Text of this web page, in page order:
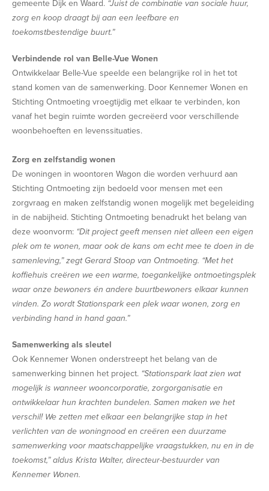
gemeente Dijk en Waard. “Juist de combinatie van sociale huur,
zorg en koop draagt bij aan een leefbare en
toekomstbestendige buurt.”
Verbindende rol van Belle-Vue Wonen
Ontwikkelaar Belle-Vue speelde een belangrijke rol in het tot
stand komen van de samenwerking. Door Kennemer Wonen en
Stichting Ontmoeting vroegtijdig met elkaar te verbinden, kon
vanaf het begin ruimte worden gecreëerd voor verschillende
woonbehoeften en levenssituaties.
Zorg en zelfstandig wonen
De woningen in woontoren Wagon die worden verhuurd aan
Stichting Ontmoeting zijn bedoeld voor mensen met een
zorgvraag en maken zelfstandig wonen mogelijk met begeleiding
in de nabijheid. Stichting Ontmoeting benadrukt het belang van
deze woonvorm: “Dit project geeft mensen niet alleen een eigen
plek om te wonen, maar ook de kans om echt mee te doen in de
samenleving,” zegt Gerard Stoop van Ontmoeting. “Met het
koffiehuis creëren we een warme, toegankelijke ontmoetingsplek
waar onze bewoners én andere buurtbewoners elkaar kunnen
vinden. Zo wordt Stationspark een plek waar wonen, zorg en
verbinding hand in hand gaan.”
Samenwerking als sleutel
Ook Kennemer Wonen onderstreept het belang van de
samenwerking binnen het project. “Stationspark laat zien wat
mogelijk is wanneer wooncorporatie, zorgorganisatie en
ontwikkelaar hun krachten bundelen. Samen maken we het
verschil! We zetten met elkaar een belangrijke stap in het
verlichten van de woningnood en creëren een duurzame
samenwerking voor maatschappelijke vraagstukken, nu en in de
toekomst,” aldus Krista Walter, directeur-bestuurder van
Kennemer Wonen.